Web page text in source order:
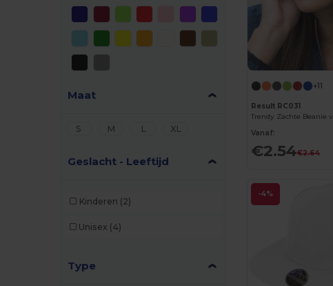
Maat
S M L XL
Geslacht - Leeftijd
Kinderen (2)
Unisex (4)
Type
+11
Result RC031
Vanaf:
€2.54€2.64
-4%